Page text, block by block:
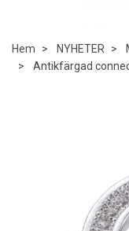
Hem NYHETER
Antikfärgad